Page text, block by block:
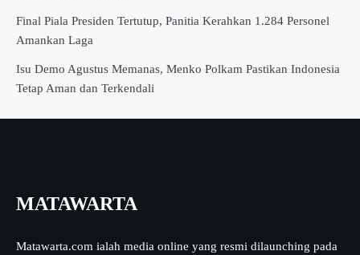
Final Piala Presiden Tertutup, Panitia Kerahkan 1.284 Personel
Amankan Laga
Isu Demo Agustus Memanas, Menko Polkam Pastikan Indonesia
Tetap Aman dan Terkendali
MATAWARTA
Matawarta.com ialah media online yang resmi dilaunching pada